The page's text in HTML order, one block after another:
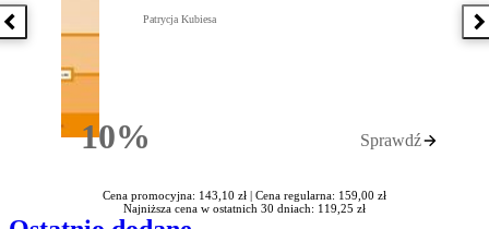
Poprzednia książka
10%Rabatu
Patrycja Kubiesa
Sprawdź
Cena promocyjna: 143,10 zł | Cena regularna: 159,00 zł
Najniższa cena w ostatnich 30 dniach: 119,25 zł